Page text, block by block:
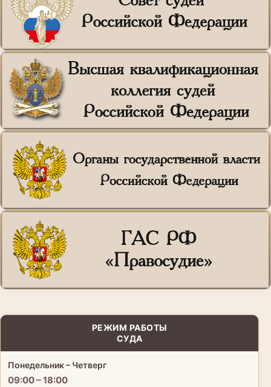
РЕЖИМ РАБОТЫ
СУДА
Понедельник – Четверг
09:00 – 18:00